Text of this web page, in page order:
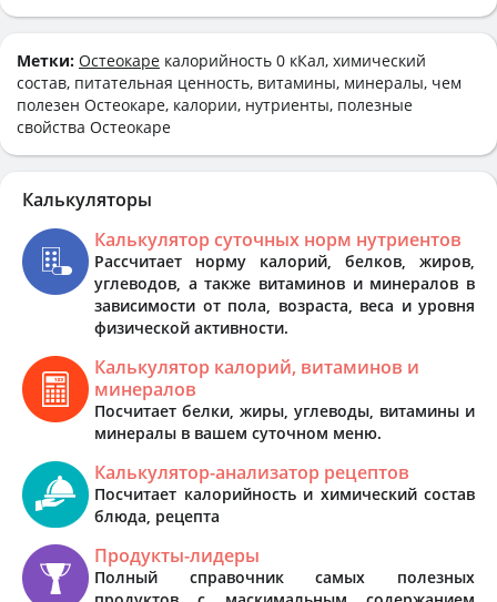
Метки: Остеокаре калорийность 0 кКал, химический
состав, питательная ценность, витамины, минералы, чем
полезен Остеокаре, калории, нутриенты, полезные
свойства Остеокаре
Калькуляторы
Калькулятор суточных норм нутриентов
Рассчитает норму калорий, белков, жиров,
углеводов, а также витаминов и минералов в
зависимости от пола, возраста, веса и уровня
физической активности.
Калькулятор калорий, витаминов и
минералов
Посчитает белки, жиры, углеводы, витамины и
минералы в вашем суточном меню.
Калькулятор-анализатор рецептов
Посчитает калорийность и химический состав
блюда, рецепта
Продукты-лидеры
Полный справочник самых полезных